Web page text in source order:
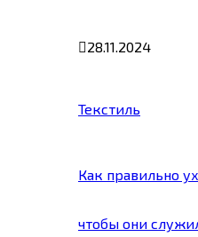
28.11.2024
Текстиль
Как правильно
чтобы они